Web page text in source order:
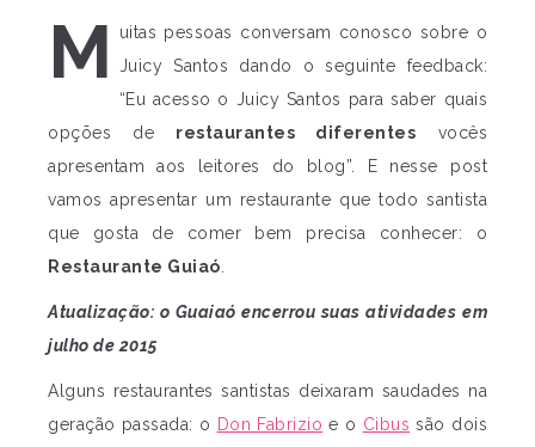
M
uitas pessoas conversam conosco sobre o
Juicy Santos dando o seguinte feedback:
“Eu acesso o Juicy Santos para saber quais
opções de restaurantes diferentes vocês
apresentam aos leitores do blog”. E nesse post
vamos apresentar um restaurante que todo santista
que gosta de comer bem precisa conhecer: o
Restaurante Guiaó
Atualização: o Guaiaó encerrou suas atividades em
julho de 2015
Alguns restaurantes santistas deixaram saudades na
geração passada: o Don Fabrizio e o Cibus são dois